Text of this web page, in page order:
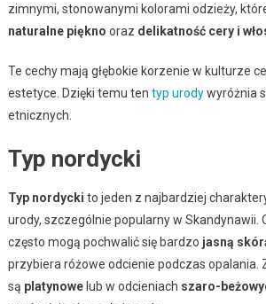
zimnymi, stonowanymi kolorami odzieży,
naturalne piękno oraz delikatność cery i
Te cechy mają głębokie korzenie w kulturze
estetyce. Dzięki temu ten typ urodywyróżnia
etnicznych.
Typ nordycki
Typ nordycki to jeden z najbardziej
urody, szczególnie popularny w Skandynawii.
często mogą pochwalić się bardzo jasną
przybiera różowe odcienie podczas opalania.
są platynowelub w odcieniach szaro-